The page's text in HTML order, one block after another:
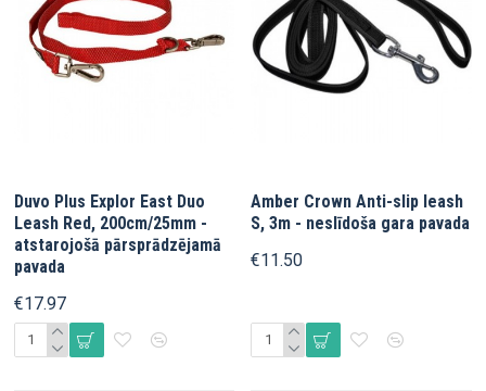
Duvo Plus Explor East Duo
Leash Red, 200cm/25mm -
atstarojošā pārsprādzējamā
pavada
€17.97
Amber Crown Anti-slip leash
S, 3m - neslīdoša gara pavada
€11.50